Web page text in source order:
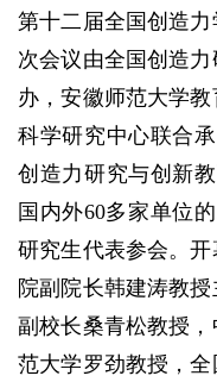
第十二届全国创造
次会议由全国创造
办，安徽师范大学
科学研究中心联合
创造力研究与创新
国内外60多家单位
研究生代表参会。
院副院长韩建涛教
副校长桑青松教授
范大学罗劲教授，